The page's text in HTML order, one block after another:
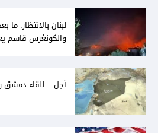
لبنان بالانتظار: ما
والكونغرس قاسم
أجل... للقاء دمشق